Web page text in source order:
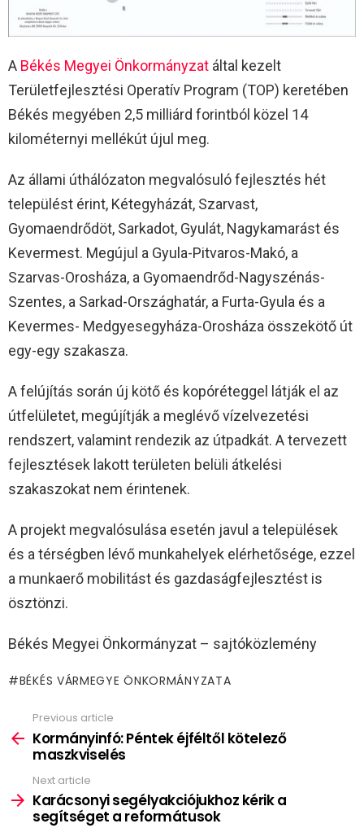
A Békés Megyei Önkormányzat által kezelt
Területfejlesztési Operatív Program (TOP) keretében
Békés megyében 2,5 milliárd forintból közel 14
kilométernyi mellékút újul meg.
Az állami úthálózaton megvalósuló fejlesztés hét
települést érint, Kétegyházát, Szarvast,
Gyomaendrődöt, Sarkadot, Gyulát, Nagykamarást és
Kevermest. Megújul a Gyula-Pitvaros-Makó, a
Szarvas-Orosháza, a Gyomaendrőd-Nagyszénás-
Szentes, a Sarkad-Országhatár, a Furta-Gyula és a
Kevermes- Medgyesegyháza-Orosháza összekötő út
egy-egy szakasza.
A felújítás során új kötő és kopóréteggel látják el az
útfelületet, megújítják a meglévő vízelvezetési
rendszert, valamint rendezik az útpadkát. A tervezett
fejlesztések lakott területen belüli átkelési
szakaszokat nem érintenek.
A projekt megvalósulása esetén javul a települések
és a térségben lévő munkahelyek elérhetősége, ezzel
a munkaerő mobilitást és gazdaságfejlesztést is
ösztönzi.
Békés Megyei Önkormányzat – sajtóközlemény
BÉKÉS VÁRMEGYE ÖNKORMÁNYZATA
more
Previous article
Kormányinfó: Péntek éjféltől kötelező
maszkviselés
Next article
Karácsonyi segélyakciójukhoz kérik a
segítséget a reformátusok